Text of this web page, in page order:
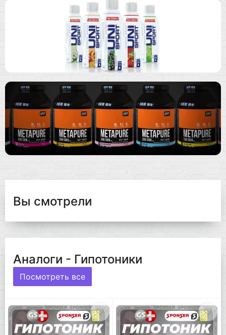
Вы смотрели
Аналоги - Гипотоники
Посмотреть все